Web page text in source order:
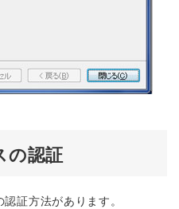
の認証
証方法があります。